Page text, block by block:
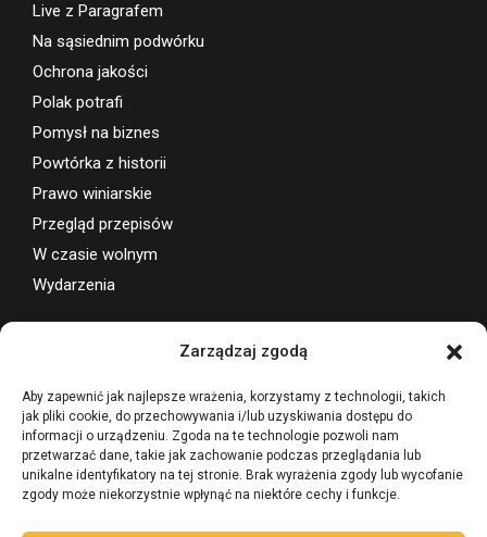
Zarządzaj zgodą
Aby zapewnić jak najlepsze wrażenia, korzystamy z technologii, takich
jak pliki cookie, do przechowywania i/lub uzyskiwania dostępu do
informacji o urządzeniu. Zgoda na te technologie pozwoli nam
przetwarzać dane, takie jak zachowanie podczas przeglądania lub
unikalne identyfikatory na tej stronie. Brak wyrażenia zgody lub wycofanie
zgody może niekorzystnie wpłynąć na niektóre cechy i funkcje.
Live z Paragrafem
Na sąsiednim podwórku
Ochrona jakości
Polak potrafi
Pomysł na biznes
Powtórka z historii
Prawo winiarskie
Przegląd przepisów
W czasie wolnym
Wydarzenia